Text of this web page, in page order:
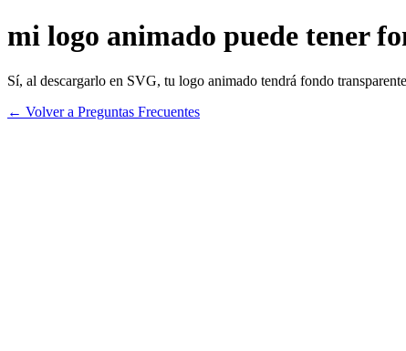
mi logo animado puede tener
Sí, al descargarlo en SVG, tu logo animado tendrá fondo
← Volver a Preguntas Frecuentes